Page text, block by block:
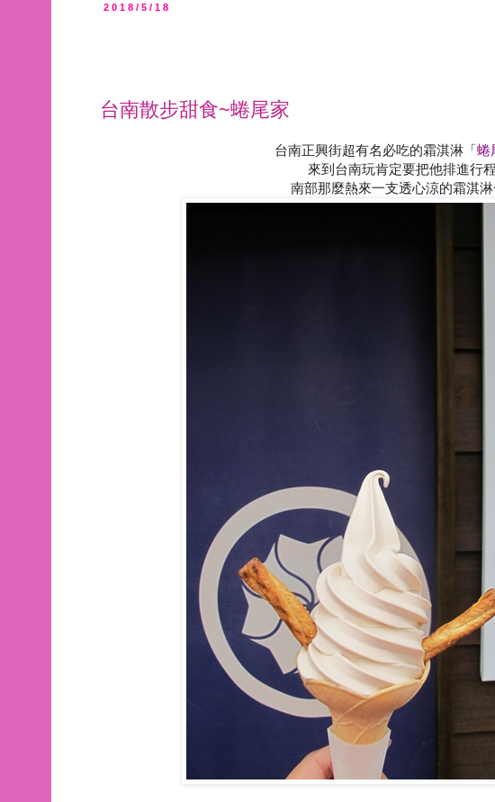
2018/5/18
台南散步甜食~蜷尾家
台南正興街超有名必吃的霜淇淋「蜷
來到台南玩肯定要把他排進行程
南部那麼熱來一支透心涼的霜淇